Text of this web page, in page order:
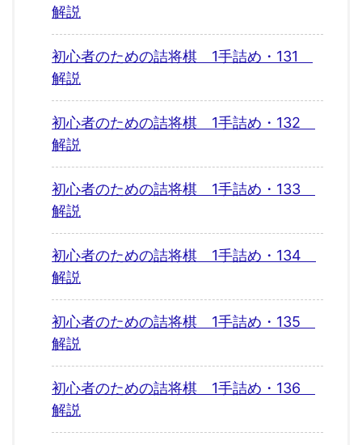
解説
初心者のための詰将棋 1手詰め・131
解説
初心者のための詰将棋 1手詰め・132
解説
初心者のための詰将棋 1手詰め・133
解説
初心者のための詰将棋 1手詰め・134
解説
初心者のための詰将棋 1手詰め・135
解説
初心者のための詰将棋 1手詰め・136
解説